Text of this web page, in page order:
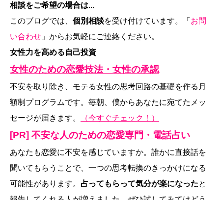
相談をご希望の場合は...
このブログでは、 個別相談を受け付けています。「 お問
い合わせ 」からお気軽にご連絡ください。
女性力を高める自己投資
女性のための恋愛技法・女性の承認
不安を取り除き、モテる女性の思考回路の基礎を作る月
額制プログラムです。毎朝、僕からあなたに宛てたメッ
セージが届きます。
（今すぐチェック！）
[PR] 不安な人のための恋愛専門・電話占い
あなたも恋愛に不安を感じていますか。誰かに直接話を
聞いてもらうことで、一つの思考転換のきっかけになる
可能性があります。 占ってもらって気分が楽になったと